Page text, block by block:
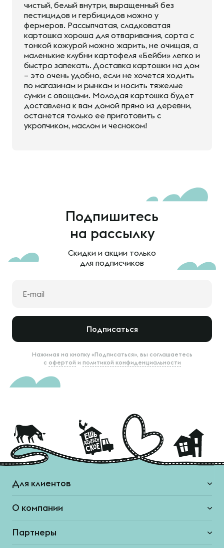
чистый, белый внутри, выращенный без
пестицидов и гербицидов можно у
фермеров. Рассыпчатая, сладковатая
картошка хороша для отваривания, сорта с
тонкой кожурой можно жарить, не очищая, а
маленькие клубни картофеля «Бейби» легко и
быстро запекать. Доставка картошки на дом
– это очень удобно, если не хочется ходить
по магазинам и рынкам и носить тяжелые
сумки с овощами. Молодая картошка будет
доставлена к вам домой прямо из деревни,
останется только ее приготовить с
укропчиком, маслом и чесноком!
Подпишитесь
на рассылку
Скидки и акции только
для подписчиков
Подписаться
Нажимая на кнопку «Подписаться», вы соглашаетесь
с офертой и политикой конфиденциальности
Для клиентов
О компании
Партнеры